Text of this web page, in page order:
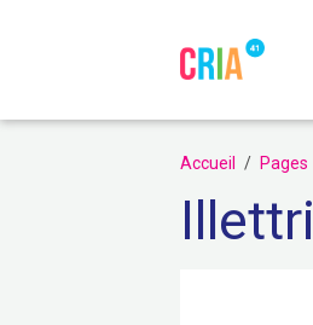
Accueil Pages